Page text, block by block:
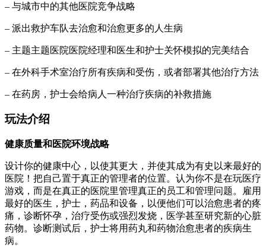
– 与城市中的其他医院竞争战略
– 派出救护车队去治愈和治愈更多的人生病
– 主题主题医院医院经理和医生和护士关怀模拟的完美结合
– 在外科手术室治疗所有疾病和受伤，或者部署其他治疗方法
– 在药房，护士会给病人一种治疗疾病的补救措施
玩法介绍
健康质量和医院环境战略
设计你的健康中心，以使其更大，并使其成为有史以来最好的
医院！把自己置于真正的管理者的位置。认为你不是在玩医疗
游戏，而是在真正的医院里管理真正的员工和管理问题。雇用
最好的医生，护士，药品和设备，以便他们可以治愈患者的疼
痛，诊断怀孕，治疗受伤或强烈发烧，医学甚至研究新的心脏
药物。诊断测试后，护士将用药丸和药物治愈患者的疾病生
病。